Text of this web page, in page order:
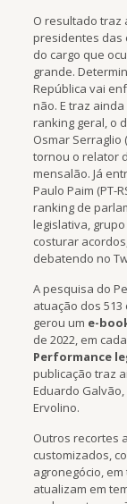
O resultado traz
presidentes das
do cargo que
grande.
República vai
não. E traz
ranking geral, o
Osmar Serraglio
tornou o relator
mensalão. Já
Paulo Paim (PT-
ranking de
legislativa,
costurar
debatendo no
A pesquisa do
atuação dos
gerou um e-
de 2022, em
Performance
publicação traz
Eduardo
Ervolino.
Outros recortes
customizados,
agronegócio,
atualizam em